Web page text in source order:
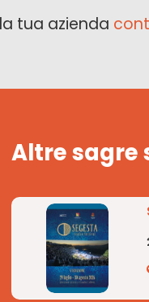
tua azienda
Altre sagre